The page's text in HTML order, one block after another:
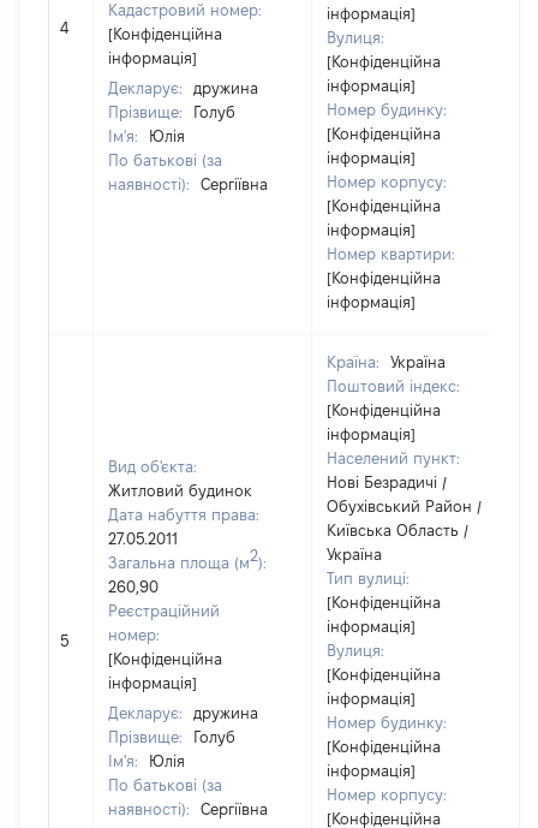
4
Кадастровий номер:
[Конфіденційна
інформація]
Декларує:
дружина
Прізвище:
Голуб
Ім'я:
Юлія
По батькові (за
наявності):
Сергіївна
інформація]
Вулиця:
[Конфіденційна
інформація]
Номер будинку:
[Конфіденційна
інформація]
Номер корпусу:
[Конфіденційна
інформація]
Номер квартири:
[Конфіденційна
інформація]
5
Вид об'єкта:
Житловий будинок
Дата набуття права:
27.05.2011
Загальна площа (м2):
260,90
Реєстраційний
номер:
[Конфіденційна
інформація]
Декларує:
дружина
Прізвище:
Голуб
Ім'я:
Юлія
По батькові (за
наявності):
Сергіївна
Країна:
Україна
Поштовий індекс:
[Конфіденційна
інформація]
Населений пункт:
Нові Безрадичі /
Обухівський Район /
Київська Область /
Україна
Тип вулиці:
[Конфіденційна
інформація]
Вулиця:
[Конфіденційна
інформація]
Номер будинку:
[Конфіденційна
інформація]
Номер корпусу:
[Конфіденційна